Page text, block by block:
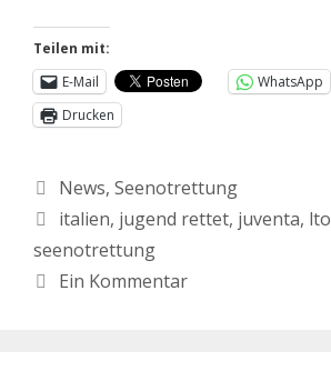
Teilen mit:
E-Mail
WhatsApp
Drucken
News, Seenotrettung
italien, jugend rettet, juventa, lto
seenotrettung
Ein Kommentar